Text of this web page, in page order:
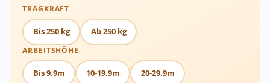
TRAGKRAFT
Bis 250 kg Ab 250 kg
ARBEITSHÖHE
Bis 9,9m 10-19,9m 20-29,9m